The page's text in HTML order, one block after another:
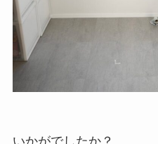
いかがでしたか？